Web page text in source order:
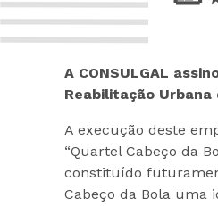
A CONSULGAL
Reabilitação
A execução deste
“Quartel Cabeço da
constituído
Cabeço da Bola uma